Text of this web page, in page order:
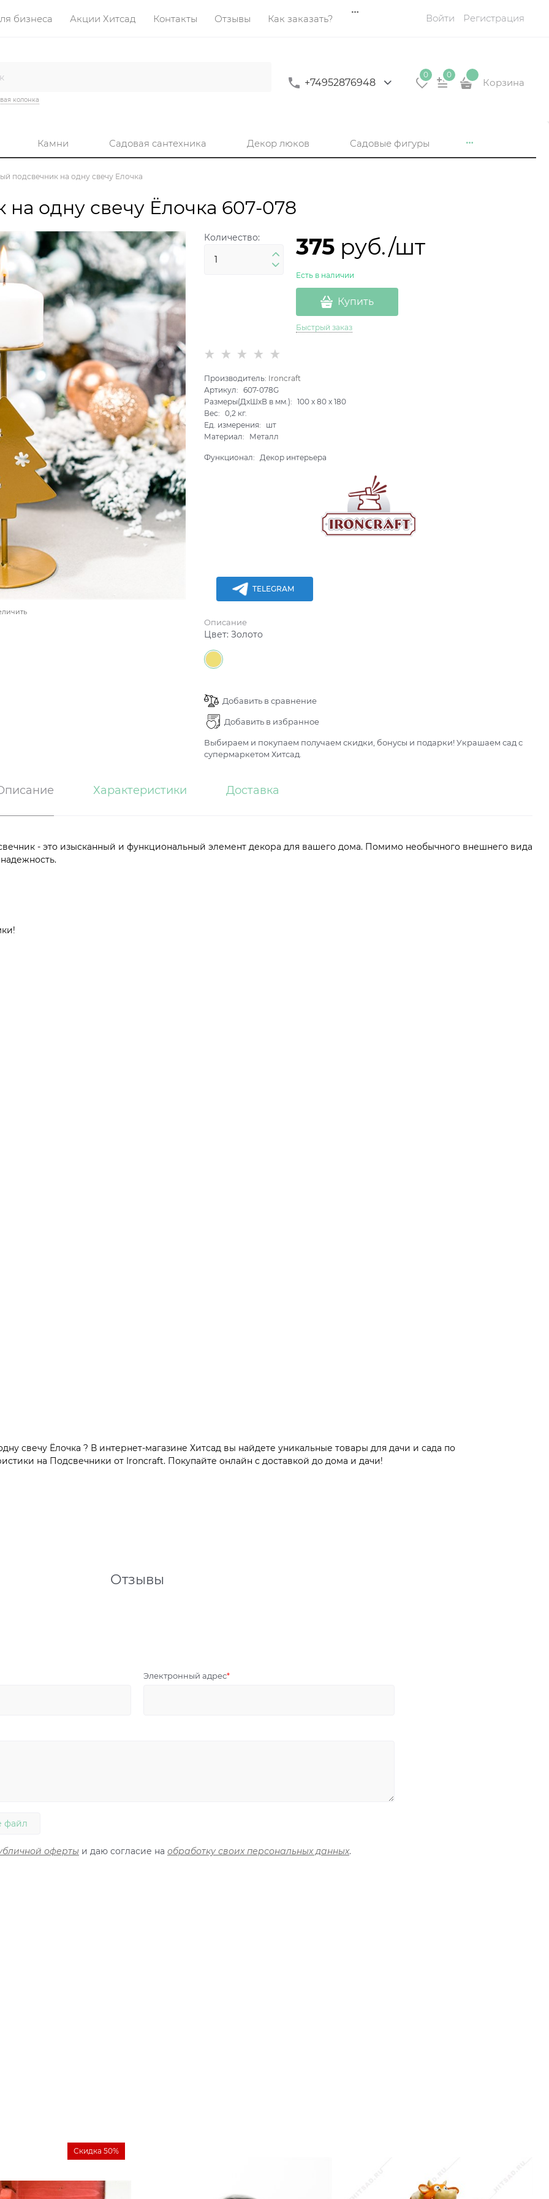
бизнеса Акции Хитсад Контакты Отзывы Как заказать? Войти Регистрация
колонка
+74952876948
0 0
Корзина
Камни Садовая сантехника Декор люков Садовые фигуры
подсвечник на одну свечу Ёлочка
одну свечу Ёлочка 607-078
Количество: 375 руб./шт
Есть в наличии
Купить
Быстрый заказ
Производитель: Ironcraft
Артикул:
607-078G
Размеры(ДхШхВ в мм.):
100 x80 x180
Вес:
0,2 кг.
Ед. измерения:
шт
Материал:
Металл
Функционал: Декор интерьера
TELEGRAM
Описание
Цвет:Золото
Добавить в сравнение
Добавить в избранное
Выбираем и покупаем получаем скидки, бонусы и подарки! Украшаем сад с
супермаркетом Хитсад.
Характеристики Доставка
- это изысканный и функциональный элемент декора для вашего дома. Помимо необычного внешнего вида
свечу Ёлочка ? В интернет-магазине Хитсад вы найдете уникальные товары для дачи и сада по
на Подсвечники от Ironcraft. Покупайте онлайн с доставкой до дома и дачи!
Отзывы
Электронный адрес
файл
оферты и даю согласие на обработку своих персональных данных.
Скидка 50%